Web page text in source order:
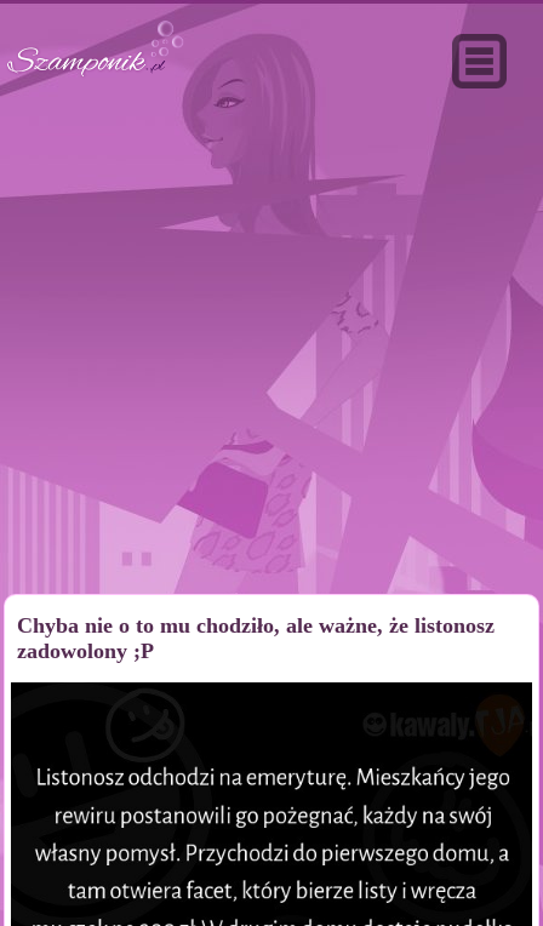
Chyba nie o to mu chodziło, ale ważne, że listonosz
zadowolony ;P